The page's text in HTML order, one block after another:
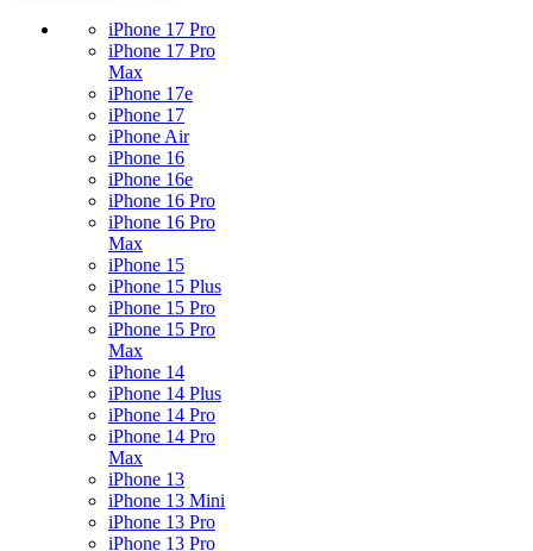
iPhone 17 Pro
iPhone 17 Pro
Max
iPhone 17e
iPhone 17
iPhone Air
iPhone 16
iPhone 16e
iPhone 16 Pro
iPhone 16 Pro
Max
iPhone 15
iPhone 15 Plus
iPhone 15 Pro
iPhone 15 Pro
Max
iPhone 14
iPhone 14 Plus
iPhone 14 Pro
iPhone 14 Pro
Max
iPhone 13
iPhone 13 Mini
iPhone 13 Pro
iPhone 13 Pro